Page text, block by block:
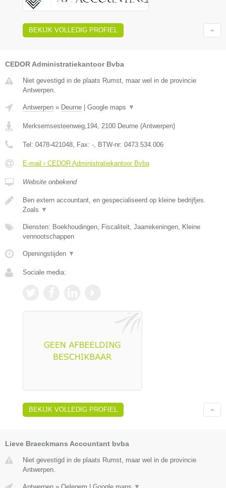
BEKIJK VOLLEDIG PROFIEL
CEDOR Administratiekantoor Bvba
Niet gevestigd in de plaats Rumst, maar wel in de provincie
Antwerpen.
Antwerpen » Deurne Google maps ▼
Merksemsesteenweg,194 2100 Deurne (Antwerpen)
Tel: 0478-421048 , Fax: - , BTW-nr: 0473.534.006
E-mail › CEDOR Administratiekantoor Bvba
Website onbekend
Ben extern accountant, en gespecialiseerd op kleine bedrijfjes.
Zoals ▼
Diensten: Boekhoudingen, Fiscaliteit, Jaarrekeningen, Kleine
vennootschappen
Openingstijden ▼
Sociale media:
BEKIJK VOLLEDIG PROFIEL
Lieve Braeckmans Accountant bvba
Niet gevestigd in de plaats Rumst, maar wel in de provincie
Antwerpen.